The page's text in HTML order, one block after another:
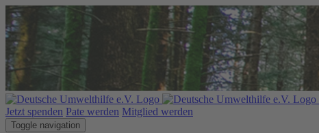
Jetzt spenden Pate werden Mitglied werden
Toggle navigation